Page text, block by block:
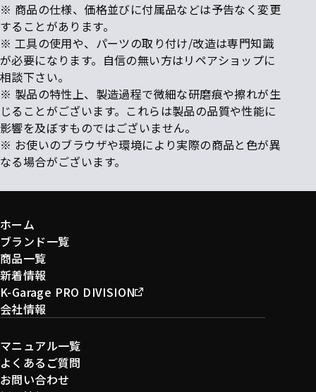
※ 商品の仕様、価格並びに付属品などは予告なく変更
することがあります。
※ 工具の使用や、パーツの取り付け/改造は専門知識
が必要になります。自信の無い方はリペアショップに
相談下さい。
※ 製品の特性上、製造過程で微細な研磨痕や擦れが生
じることがございます。これらは製品の品質や性能に
影響を及ぼすものではございません。
※ お使いのブラウザや環境により実際の商品と色が異
なる場合がございます。
ホーム
ブランド一覧
商品一覧
新着情報
K-Garage PRO DIVISION
会社情報
マニュアル一覧
よくあるご質問
お問い合わせ